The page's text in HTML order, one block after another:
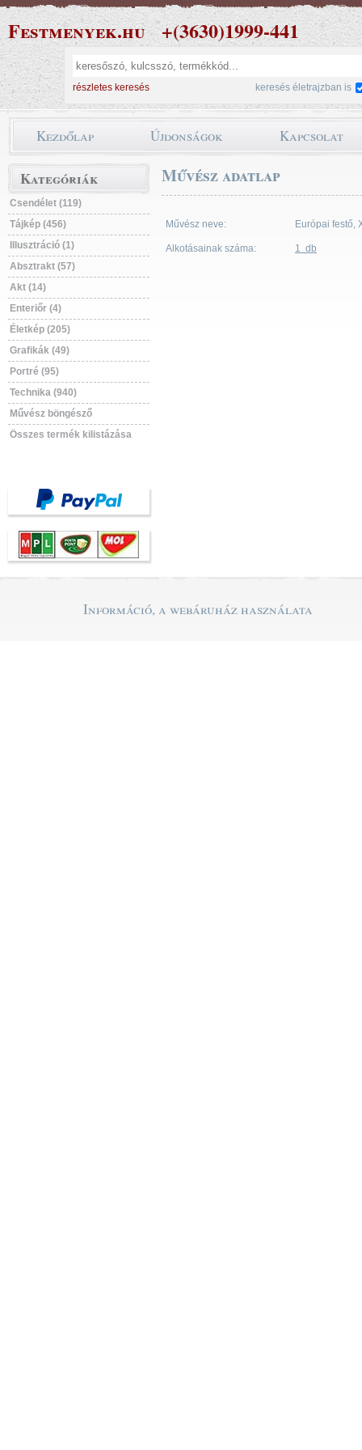
Festmenyek.hu +(3630)1999-441
részletes keresés keresés életrajzban is
Kezdőlap Újdonságok Kapcsolat
Kategóriák
Csendélet (119)
Tájkép (456)
Illusztráció (1)
Absztrakt (57)
Akt (14)
Enteriőr (4)
Életkép (205)
Grafikák (49)
Portré (95)
Technika (940)
Művész böngésző
Összes termék kilistázása
Művész adatlap
Művész neve: Európai festő,
Alkotásainak száma: 1 db
Információ, a webáruház használata